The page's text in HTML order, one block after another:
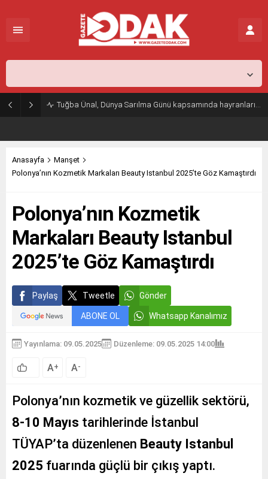
Tuğba Ünal, Dünya Sarılma Günü kapsamında hayranlarıyla buluştu
Anasayfa
Manşet
Polonya’nın Kozmetik Markaları Beauty Istanbul 2025’te Göz Kamaştırdı
Polonya’nın Kozmetik
Markaları Beauty Istanbul
2025’te Göz Kamaştırdı
Paylaş Tweetle Gönder
ABONE OL Whatsapp Kanalımız
Yayınlama: 09.05.2025 Düzenleme: 09.05.2025 14:00
A+ A-
Polonya’nın kozmetik ve güzellik sektörü,
8-10 Mayıs tarihlerinde İstanbul
TÜYAP’ta düzenlenen Beauty Istanbul
2025 fuarında güçlü bir çıkış yaptı.